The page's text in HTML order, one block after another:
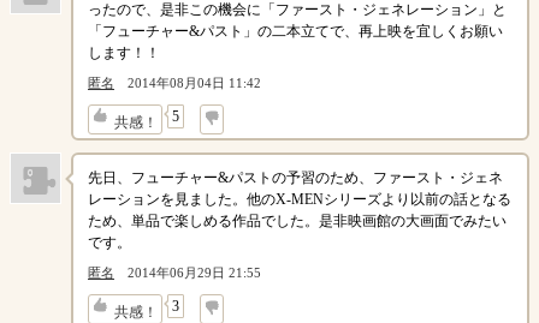
ったので、是非この機会に「ファースト・ジェネレーション」と
「フューチャー&パスト」の二本立てで、再上映を宜しくお願い
します！！
匿名 2014年08月04日 11:42
共感！ 5
↓
先日、フューチャー&パストの予習のため、ファースト・ジェネ
レーションを見ました。他のX-MENシリーズより以前の話となる
ため、単品で楽しめる作品でした。是非映画館の大画面でみたい
です。
匿名 2014年06月29日 21:55
共感！ 3
↓